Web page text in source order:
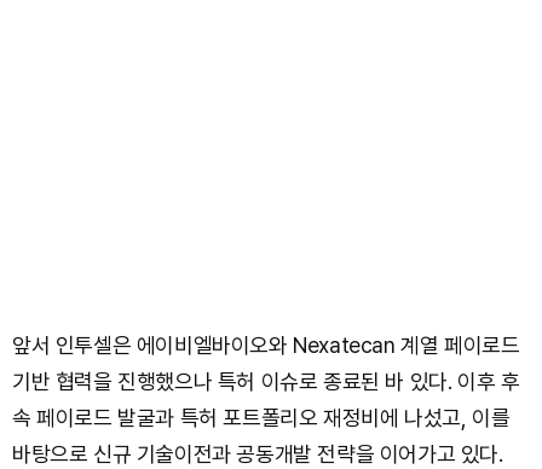
앞서 인투셀은 에이비엘바이오와 Nexatecan 계열 페이로드
기반 협력을 진행했으나 특허 이슈로 종료된 바 있다. 이후 후
속 페이로드 발굴과 특허 포트폴리오 재정비에 나섰고, 이를
바탕으로 신규 기술이전과 공동개발 전략을 이어가고 있다.